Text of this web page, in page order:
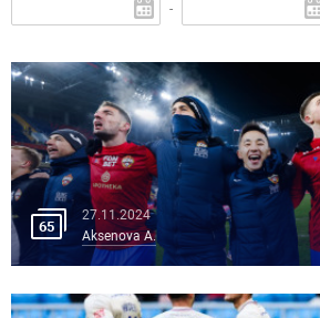
-
65
27.11.2024
Aksenova A.